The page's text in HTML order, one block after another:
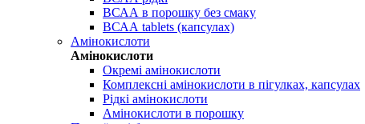
ВСАА в порошку без смаку
ВСАА tablets (капсулах)
Амінокислоти
Амінокислоти
Окремі амінокислоти
Комплексні амінокислоти в пігулках, капсулах
Рідкі амінокислоти
Амінокислоти в порошку